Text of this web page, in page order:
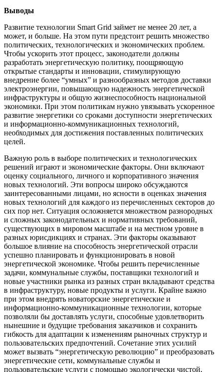
Выводы
Развитие технологии Smart Grid займет не менее 20 лет, а
может, и больше. На этом пути предстоит решить множество
политических, технологических и экономических проблем.
Чтобы ускорить этот процесс, законодатели должны
разработать энергетическую политику, поощряющую
открытые стандарты и инновации, стимулирующую
внедрение более “умных” и разнообразных методов доставки
электроэнергии, повышающую надежность энергетической
инфраструктуры и общую жизнеспособность национальной
экономики. При этом политикам нужно увязывать ускоренное
развитие энергетики со сроками доступности энергетических
и информационно-коммуникационных технологий,
необходимых для достижения поставленных политических
целей.
Важную роль в выборе политических и технологических
решений играют и экономические факторы. Они включают
оценку социального, личного и корпоративного значения
новых технологий. Эти вопросы широко обсуждаются
заинтересованными лицами, но ясности в оценках значения
новых технологий для каждого из перечисленных секторов до
сих пор нет. Ситуация осложняется множеством разнородных
и сложных законодательных и нормативных требований,
существующих в мировом масштабе и на местном уровне в
разных юрисдикциях и странах. Эти факторы оказывают
большое влияние на способность энергетической отрасли
успешно планировать и функционировать в новой
энергетической экономике. Чтобы решить перечисленные
задачи, коммунальные службы, поставщики технологий и
новые участники рынка из разных стран вкладывают средства
в инфраструктуру, новые продукты и услуги. Крайне важно
при этом внедрять новаторские энергетические и
информационно-коммуникационные технологии, которые
позволяли бы доставлять услуги, способные удовлетворить
нынешние и будущие требования заказчиков и сохранить
гибкость для адаптации к изменениям рыночных структур и
пользовательских предпочтений. Сочетание этих усилий
может вызвать “энергетическую революцию” и преобразовать
энергетические сети, коммунальные службы и
пользовательские услуги с помощью экологически чистой,